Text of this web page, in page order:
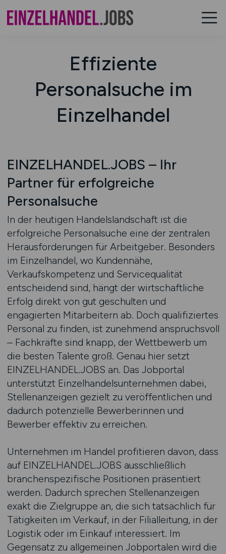
Effiziente
Personalsuche im
Einzelhandel
EINZELHANDEL.JOBS – Ihr
Partner für erfolgreiche
Personalsuche
In der heutigen Handelslandschaft ist die
erfolgreiche Personalsuche eine der zentralen
Herausforderungen für Arbeitgeber. Besonders
im Einzelhandel, wo Kundennähe,
Verkaufskompetenz und Servicequalität
entscheidend sind, hängt der wirtschaftliche
Erfolg direkt von gut geschulten und
engagierten Mitarbeitern ab. Doch qualifiziertes
Personal zu finden, ist zunehmend anspruchsvoll
– Fachkräfte sind knapp, der Wettbewerb um
die besten Talente groß. Genau hier setzt
EINZELHANDEL.JOBS an. Das Jobportal
unterstützt Einzelhandelsunternehmen dabei,
Stellenanzeigen gezielt zu veröffentlichen und
dadurch potenzielle Bewerberinnen und
Bewerber effektiv zu erreichen.
Unternehmen im Handel profitieren davon, dass
auf EINZELHANDEL.JOBS ausschließlich
branchenspezifische Positionen präsentiert
werden. Dadurch sprechen Stellenanzeigen
exakt die Zielgruppe an, die sich tatsächlich für
Tätigkeiten im Verkauf, in der Filialleitung, in der
Logistik oder im Einkauf interessiert. Im
Gegensatz zu allgemeinen Jobportalen wird die